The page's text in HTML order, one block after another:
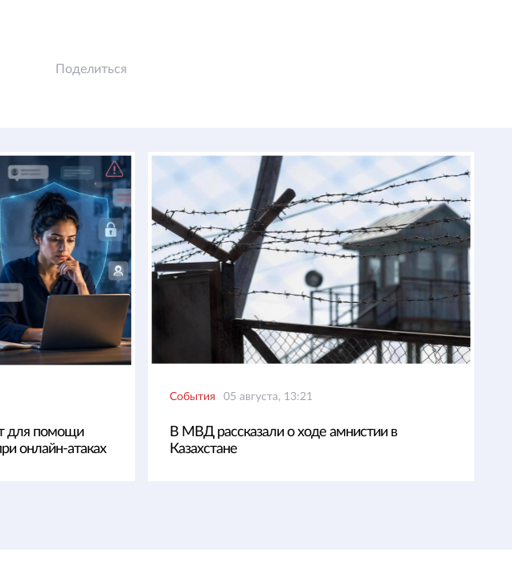
Поделиться
для помощи
онлайн-атаках
События 05 августа, 13:21
В МВД рассказали о ходе амнистии в
Казахстане